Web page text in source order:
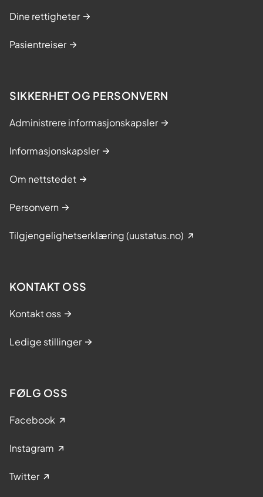
Dine rettigheter
Pasientreiser
SIKKERHET OG PERSONVERN
Administrere informasjonskapsler
Informasjonskapsler
Om nettstedet
Personvern
Tilgjengelighetserklæring (uustatus.no)
KONTAKT OSS
Kontakt oss
Ledige stillinger
FØLG OSS
Facebook
Instagram
Twitter